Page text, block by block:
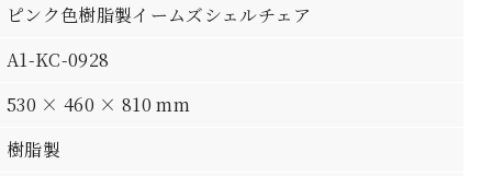
ピンク色樹脂製イームズシェルチェア
A1-KC-0928
530 × 460 × 810 mm
樹脂製